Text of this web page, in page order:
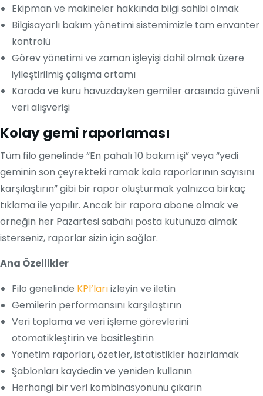
Ekipman ve makineler hakkında bilgi sahibi olmak
Bilgisayarlı bakım yönetimi sistemimizle tam envanter
kontrolü
Görev yönetimi ve zaman işleyişi dahil olmak üzere
iyileştirilmiş çalışma ortamı
Karada ve kuru havuzdayken gemiler arasında güvenli
veri alışverişi
Kolay gemi raporlaması
Tüm filo genelinde “En pahalı 10 bakım işi” veya “yedi
geminin son çeyrekteki ramak kala raporlarının sayısını
karşılaştırın” gibi bir rapor oluşturmak yalnızca birkaç
tıklama ile yapılır. Ancak bir rapora abone olmak ve
örneğin her Pazartesi sabahı posta kutunuza almak
isterseniz, raporlar sizin için sağlar.
Ana Özellikler
Filo genelinde KPI’larıizleyin ve iletin
Gemilerin performansını karşılaştırın
Veri toplama ve veri işleme görevlerini
otomatikleştirin ve basitleştirin
Yönetim raporları, özetler, istatistikler hazırlamak
Şablonları kaydedin ve yeniden kullanın
Herhangi bir veri kombinasyonunu çıkarın